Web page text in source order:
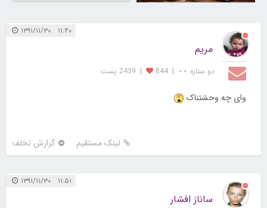
۱۱:۴۰ ۱۳۹۱/۱۱/۳۰
مریم
دو ستاره ⋆⋆ |
844
| 2439 پست
وای چه وحشتناک
لینک مستقیم گزارش تخلف
۱۱:۵۱ ۱۳۹۱/۱۱/۳۰
ساناز افشار